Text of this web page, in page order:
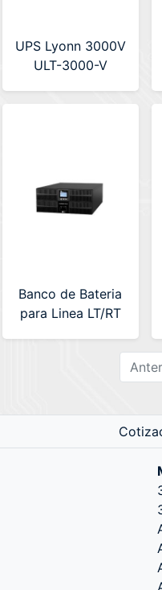
UPS Lyonn 3000V
ULT-3000-V
Banco de Bateria
para Linea LT/RT
12v9amp (RV-LT-